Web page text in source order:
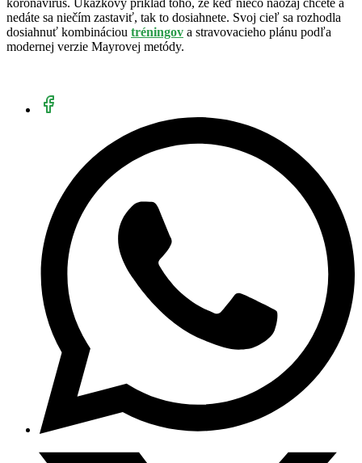
koronavírus. Ukážkový príklad toho, že keď niečo naozaj chcete a
nedáte sa niečím zastaviť, tak to dosiahnete. Svoj cieľ sa rozhodla
dosiahnuť kombináciou tréningov a stravovacieho plánu podľa
modernej verzie Mayrovej metódy.